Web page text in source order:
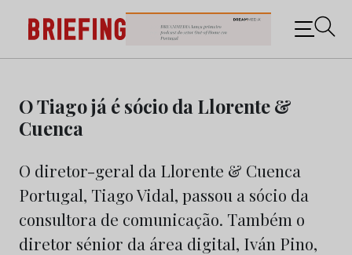
content
Briefing: Todas as notícias sobre os negócios do
Marketing e da Publicidade
O Tiago já é sócio da Llorente &
Cuenca
O diretor-geral da Llorente & Cuenca
Portugal, Tiago Vidal, passou a sócio da
consultora de comunicação. Também o
diretor sénior da área digital, Iván Pino,